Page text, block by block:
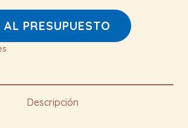
PRESUPUESTO
Descripción